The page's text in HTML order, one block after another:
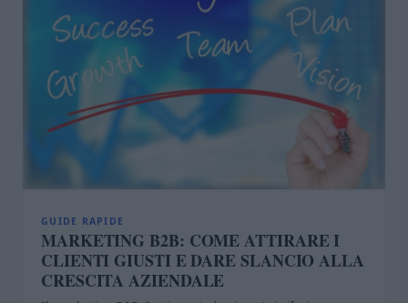
GUIDE RAPIDE
MARKETING B2B: COME ATTIRARE I
CLIENTI GIUSTI E DARE SLANCIO ALLA
CRESCITA AZIENDALE